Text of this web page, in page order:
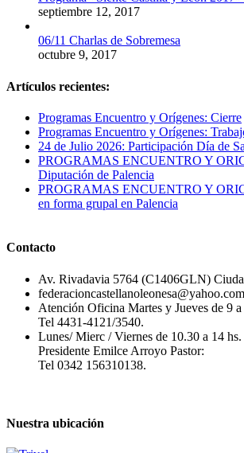
septiembre 12, 2017
06/11 Charlas de Sobremesa
octubre 9, 2017
Artículos recientes:
Programas Encuentro y Orígenes: Cierre
Programas Encuentro y Orígenes:
24 de Julio 2026: Participación Día de
PROGRAMAS ENCUENTRO Y
Diputación de Palencia
PROGRAMAS ENCUENTRO Y
en forma grupal en Palencia
Contacto
Av. Rivadavia 5764 (C1406GLN)
Atención Oficina Martes y Jueves de 9 a
Tel 4431-4121/3540.
Lunes/ Mierc / Viernes de 10.30 a 14 hs.
Presidente Emilce Arroyo Pastor:
Tel 0342 156310138.
Nuestra ubicación